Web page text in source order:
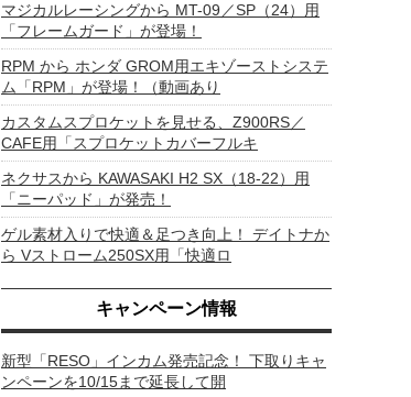
マジカルレーシングから MT-09／SP（24）用
「フレームガード」が登場！
RPM から ホンダ GROM用エキゾーストシステ
ム「RPM」が登場！（動画あり
カスタムスプロケットを見せる、Z900RS／
CAFE用「スプロケットカバーフルキ
ネクサスから KAWASAKI H2 SX（18-22）用
「ニーパッド」が発売！
ゲル素材入りで快適＆足つき向上！ デイトナか
ら Vストローム250SX用「快適ロ
キャンペーン情報
新型「RESO」インカム発売記念！ 下取りキャ
ンペーンを10/15まで延長して開